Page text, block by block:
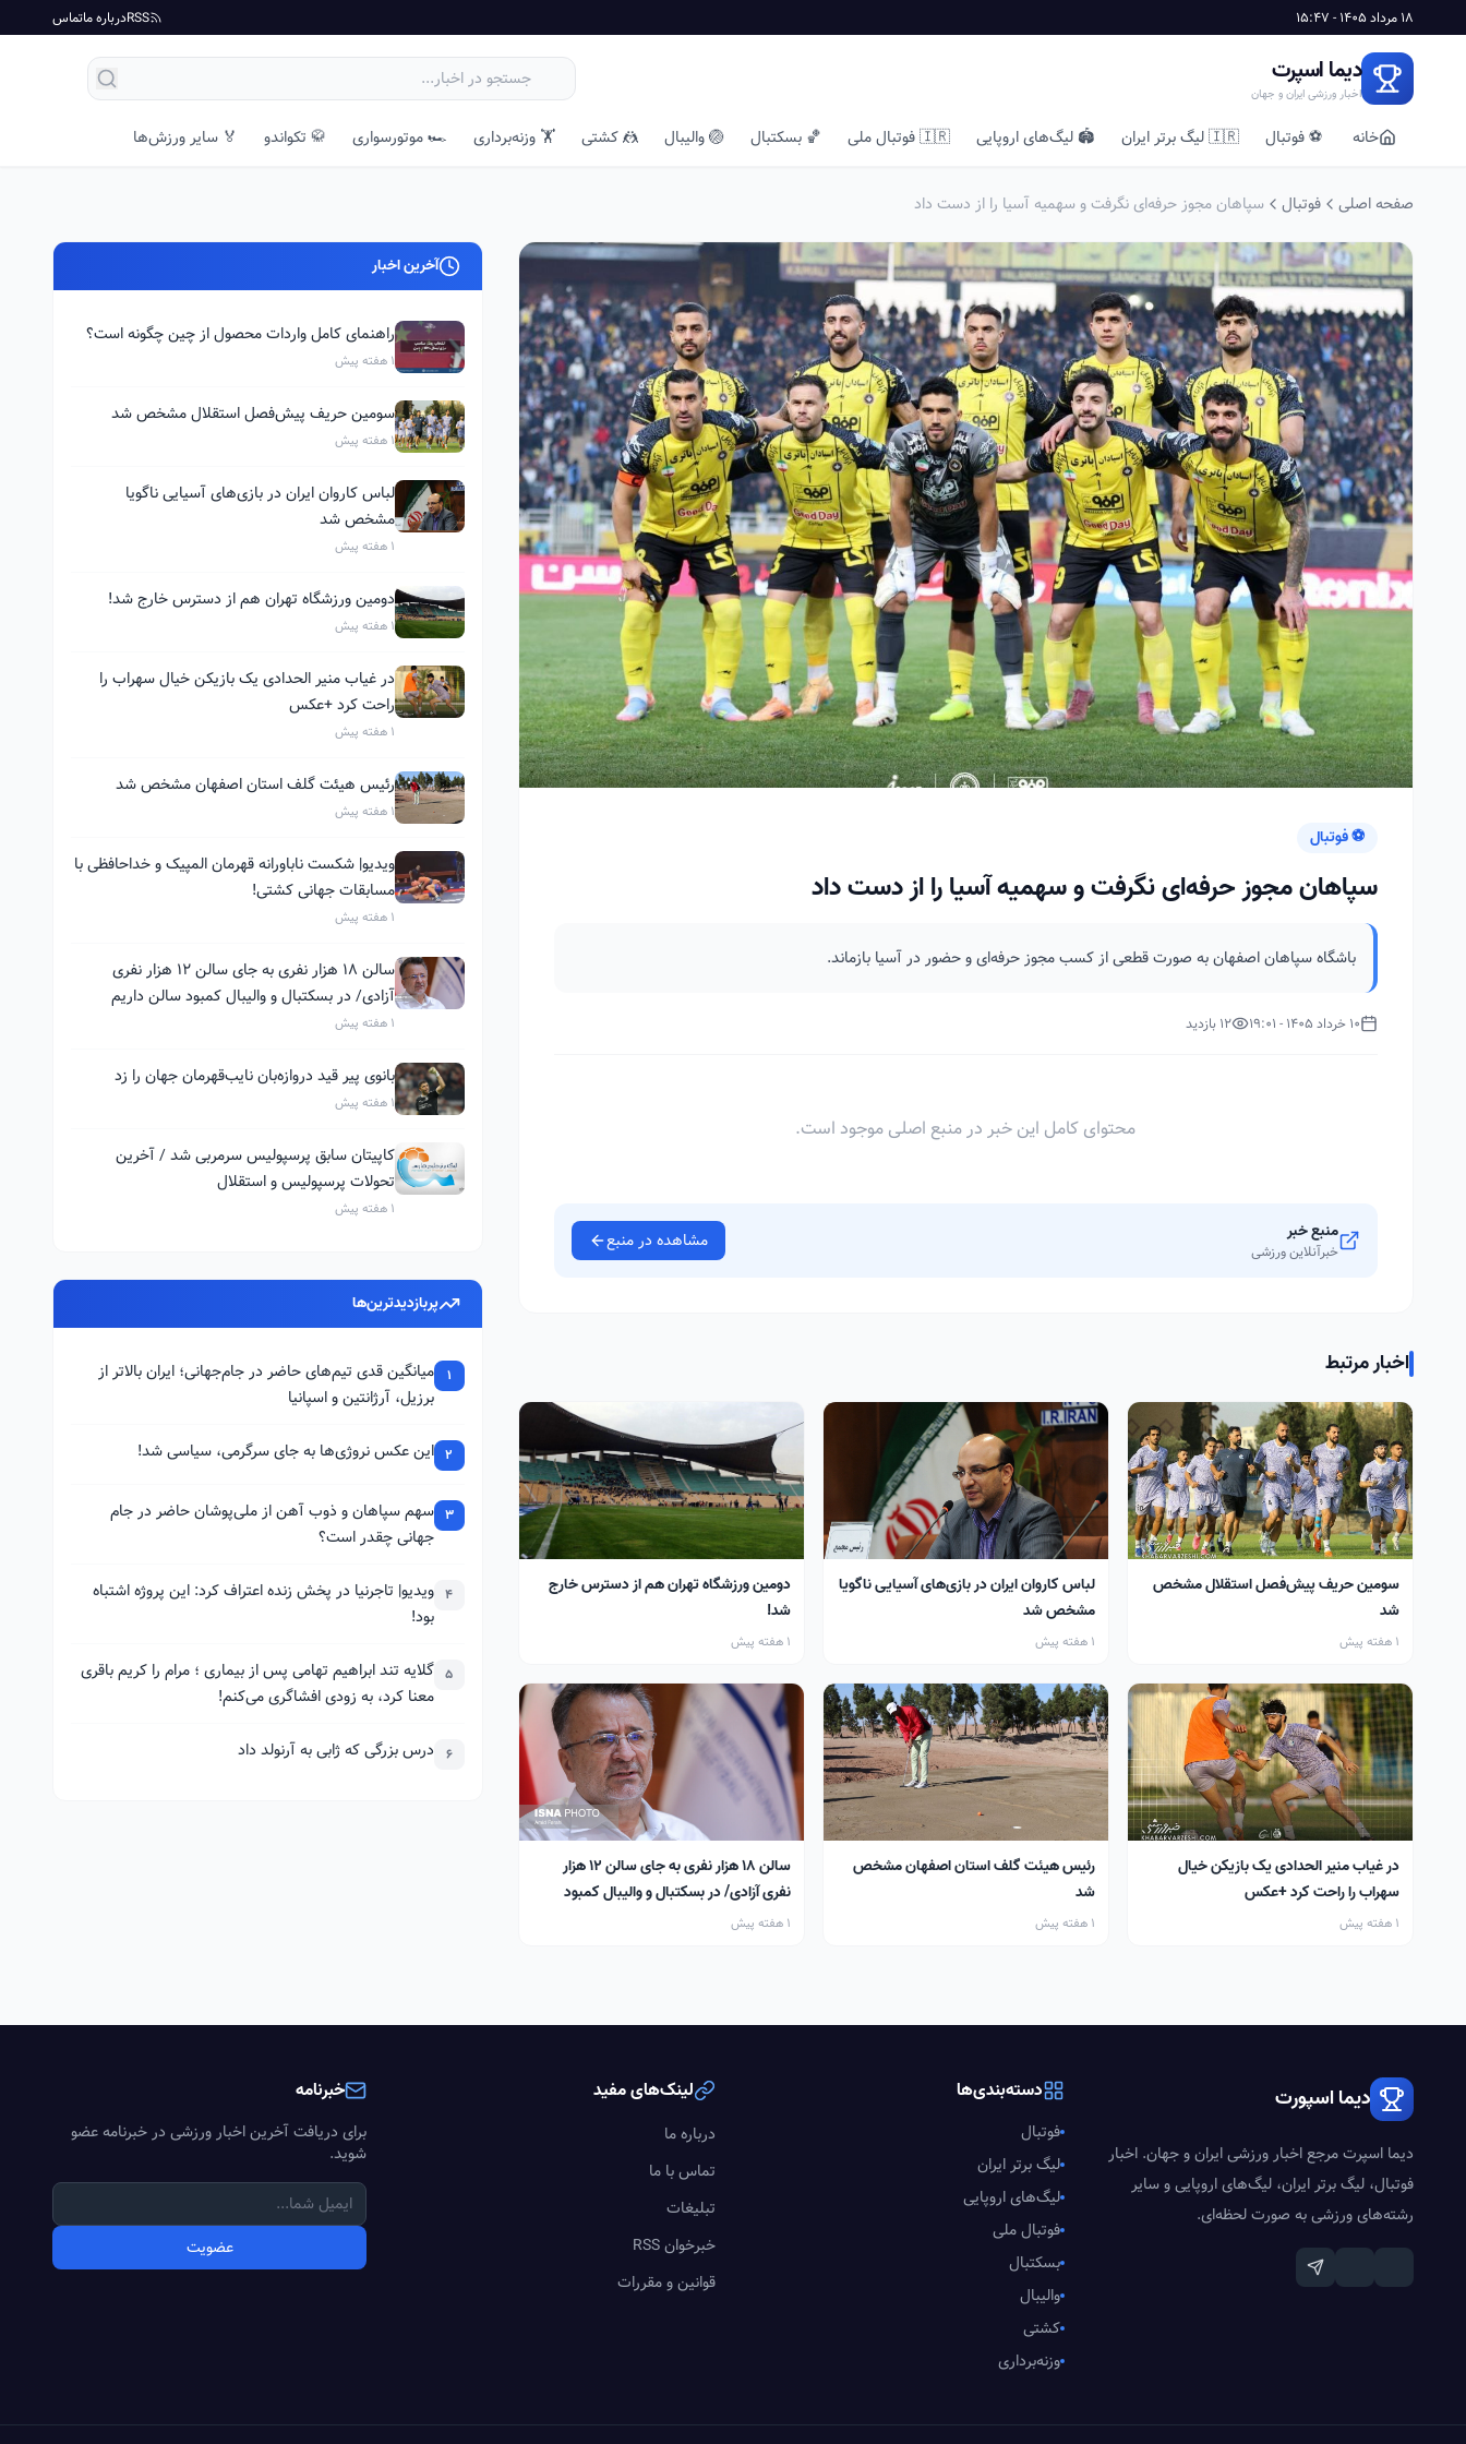
18 مرداد 1405 - 15:47 RSSدرباره ماتماس
دیما اسپرت
اخبار ورزشی ایران و جهان
خانه ⚽ فوتبال 🇮🇷 لیگ برتر ایران 🏟️ لیگ‌های اروپایی 🇮🇷 فوتبال ملی 🏀 بسکتبال 🏐 والیبال 🤼 کشتی 🏋️ وزنه‌برداری 🏎️ موتورسواری 🥋 تکواندو 🏅 سایر ورزش‌ها
صفحه اصلی فوتبال سپاهان مجوز حرفه‌ای نگرفت و سهمیه آسیا را از دست داد
⚽ فوتبال
سپاهان مجوز حرفه‌ای نگرفت و سهمیه آسیا را از دست داد
باشگاه سپاهان اصفهان به صورت قطعی از کسب مجوز حرفه‌ای و حضور در آسیا بازماند.
10 خرداد 1405 - 19:01 12 بازدید
محتوای کامل این خبر در منبع اصلی موجود است.
منبع خبر
خبرآنلاین ورزشی مشاهده در منبع
اخبار مرتبط
سومین حریف پیش‌فصل استقلال مشخص
شد
1 هفته پیش
لباس کاروان ایران در بازی‌های آسیایی ناگویا
مشخص شد
1 هفته پیش
دومین ورزشگاه تهران هم از دسترس خارج
شد!
1 هفته پیش
در غیاب منیر الحدادی یک بازیکن خیال
سهراب را راحت کرد +عکس
1 هفته پیش
رئیس هیئت گلف استان اصفهان مشخص
شد
1 هفته پیش
سالن ۱۸ هزار نفری به جای سالن ۱۲ هزار
نفری آزادی/ در بسکتبال و والیبال کمبود
سالن داریم1 هفته پیش
آخرین اخبار
راهنمای کامل واردات محصول از چین چگونه است؟
1 هفته پیش
سومین حریف پیش‌فصل استقلال مشخص شد
1 هفته پیش
لباس کاروان ایران در بازی‌های آسیایی ناگویا
مشخص شد
1 هفته پیش
دومین ورزشگاه تهران هم از دسترس خارج شد!
1 هفته پیش
در غیاب منیر الحدادی یک بازیکن خیال سهراب را
راحت کرد +عکس
1 هفته پیش
رئیس هیئت گلف استان اصفهان مشخص شد
1 هفته پیش
ویدیو| شکست ناباورانه قهرمان المپیک و خداحافظی با
مسابقات جهانی کشتی!
1 هفته پیش
سالن ۱۸ هزار نفری به جای سالن ۱۲ هزار نفری
آزادی/ در بسکتبال و والیبال کمبود سالن داریم
1 هفته پیش
بانوی پیر قید دروازه‌بان نایب‌قهرمان جهان را زد
1 هفته پیش
کاپیتان سابق پرسپولیس سرمربی شد / آخرین
تحولات پرسپولیس و استقلال
1 هفته پیش
پربازدیدترین‌ها
1
میانگین قدی تیم‌های حاضر در جام‌جهانی؛ ایران بالاتر از
برزیل، آرژانتین و اسپانیا
2 این عکس نروژی‌ها به جای سرگرمی، سیاسی شد!
3 سهم سپاهان و ذوب آهن از ملی‌پوشان حاضر در جام
جهانی چقدر است؟
4 ویدیو| تاجرنیا در پخش زنده اعتراف کرد: این پروژه اشتباه
بود!
5 گلایه تند ابراهیم تهامی پس از بیماری ؛ مرام را کریم باقری
معنا کرد، به زودی افشاگری می‌کنم!
6 درس بزرگی که ژابی به آرنولد داد
دیما اسپورت
دیما اسپرت مرجع اخبار ورزشی ایران و جهان. اخبار
فوتبال، لیگ برتر ایران، لیگ‌های اروپایی و سایر
رشته‌های ورزشی به صورت لحظه‌ای.
دسته‌بندی‌ها
فوتبال
لیگ برتر ایران
لیگ‌های اروپایی
فوتبال ملی
بسکتبال
والیبال
کشتی
وزنه‌برداری
لینک‌های مفید
درباره ما
تماس با ما
تبلیغات
خبرخوان RSS
قوانین و مقررات
خبرنامه
برای دریافت آخرین اخبار ورزشی در خبرنامه عضو
شوید.
عضویت